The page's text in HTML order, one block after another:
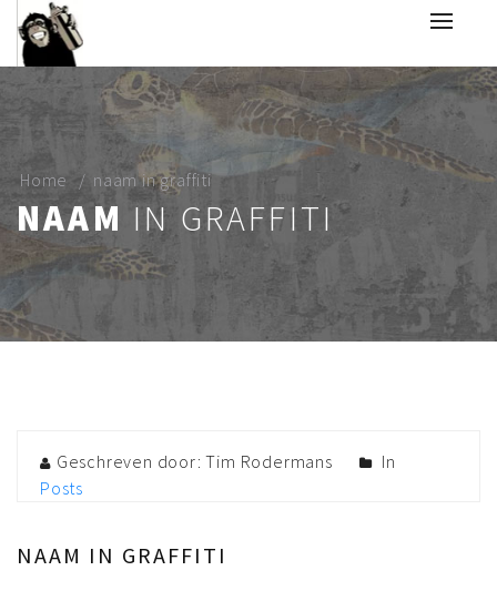
Home naam in graffiti
NAAM IN GRAFFITI
Geschreven door: Tim Rodermans
In
Posts
NAAM IN GRAFFITI